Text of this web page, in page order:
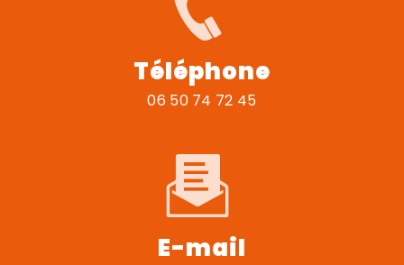
Téléphone
06 50 74 72 45
E-mail